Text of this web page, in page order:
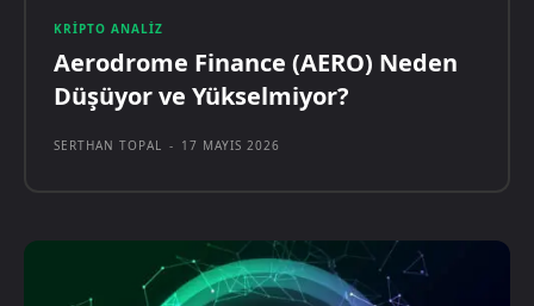
KRIPTO ANALIZ
Aerodrome Finance (AERO) Neden
Düşüyor ve Yükselmiyor?
SERTHAN TOPAL - 17 MAYIS 2026